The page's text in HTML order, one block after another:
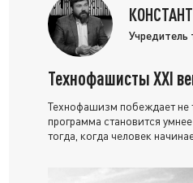
Учредитель
Технофашисты XXI
Технофашизм побеждает не
программа становится
тогда, когда человек